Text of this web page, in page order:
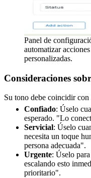
Panel de
automatizar
personalizadas.
Consideraciones
Su tono debe coincidir
Confiado: Úselo
esperado. "Lo
Servicial: Úselo
necesita un toque
persona adecuada".
Urgente: Úselo
escalando esto
prioritario".